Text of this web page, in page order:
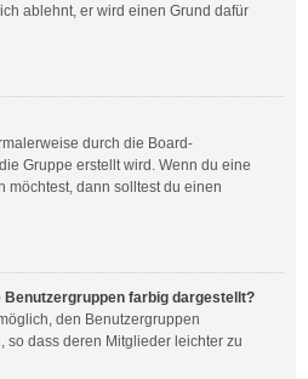
ablehnt, er wird einen Grund dafür
durch die Board-
Gruppe erstellt wird. Wenn du eine
möchtest, dann solltest du einen
farbig dargestellt?
den Benutzergruppen
so dass deren Mitglieder leichter zu